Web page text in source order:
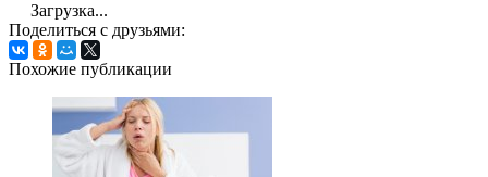
Загрузка...
Поделиться с друзьями:
Похожие публикации